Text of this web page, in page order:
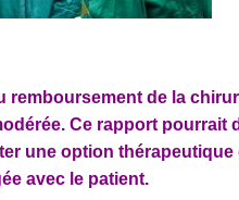
remboursement de la
Ce rapport
une option
avec le patient.